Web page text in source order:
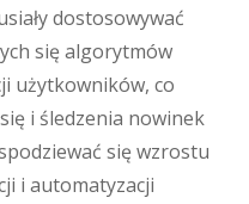
dostosowywać
się algorytmów
użytkowników, co
i śledzenia nowinek
się wzrostu
i automatyzacji